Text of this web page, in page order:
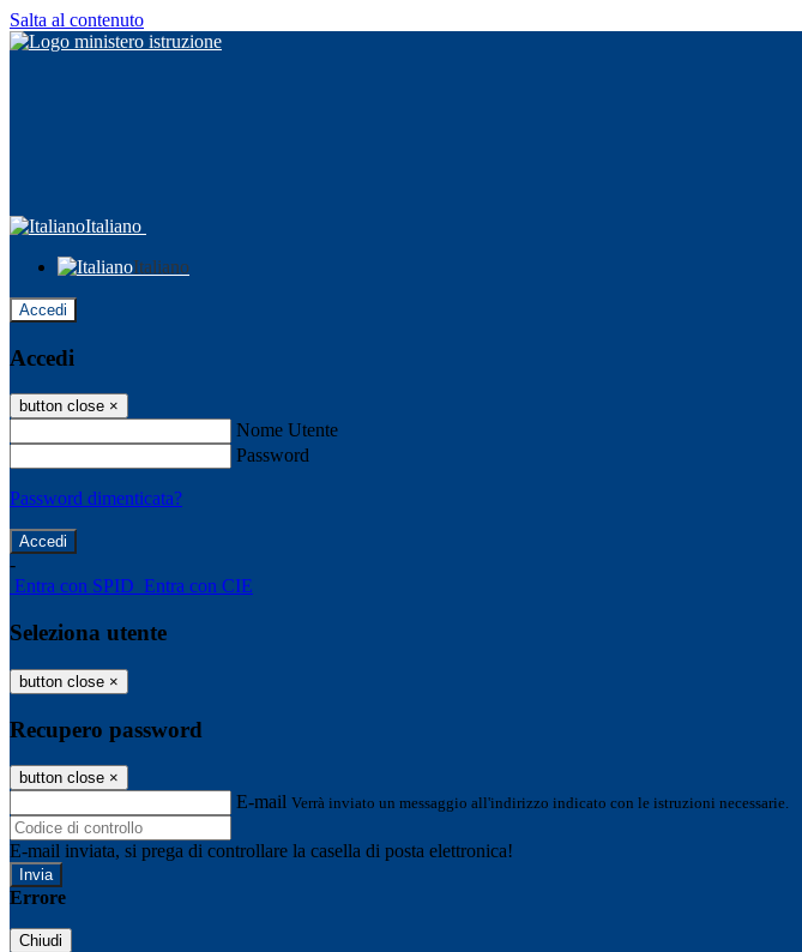
Salta al contenuto
Italiano
Italiano
Accedi
Accedi
button close ×
Nome Utente
Password
Password dimenticata?
-
Entra con SPID Entra con CIE
Seleziona utente
button close ×
Recupero password
button close ×
E-mail Verrà inviato un messaggio all'indirizzo indicato con le istruzioni necessarie.
E-mail inviata, si prega di controllare la casella di posta elettronica!
Errore
Chiudi